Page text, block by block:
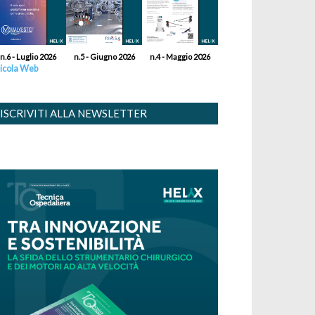
n.6 - Luglio 2026 n.5 - Giugno 2026 n.4 - Maggio 2026
Web
ISCRIVITI ALLA NEWSLETTER